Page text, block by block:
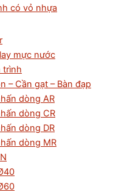
có vỏ nhựa
mực nước
trình
– Cần gạt – Bàn đạp
dòng AR
dòng CR
dòng DR
dòng MR